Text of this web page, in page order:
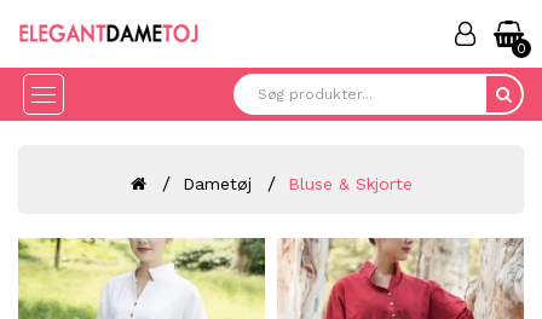
0
Dametøj Bluse & Skjorte